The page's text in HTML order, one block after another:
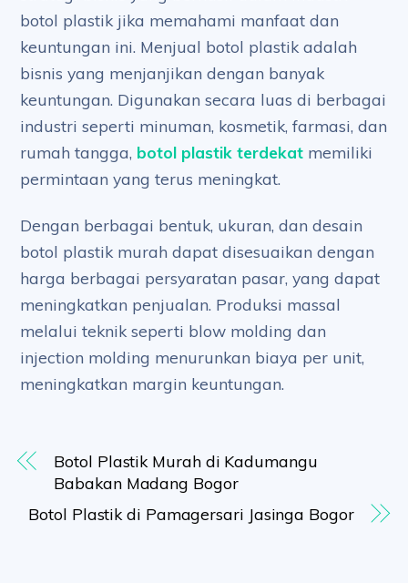
botol plastik jika memahami manfaat dan
keuntungan ini. Menjual botol plastik adalah
bisnis yang menjanjikan dengan banyak
keuntungan. Digunakan secara luas di berbagai
industri seperti minuman, kosmetik, farmasi, dan
rumah tangga, botol plastik terdekat memiliki
permintaan yang terus meningkat.
Dengan berbagai bentuk, ukuran, dan desain
botol plastik murah dapat disesuaikan dengan
harga berbagai persyaratan pasar, yang dapat
meningkatkan penjualan. Produksi massal
melalui teknik seperti blow molding dan
injection molding menurunkan biaya per unit,
meningkatkan margin keuntungan.
Botol Plastik Murah di Kadumangu
Babakan Madang Bogor
Botol Plastik di Pamagersari Jasinga Bogor